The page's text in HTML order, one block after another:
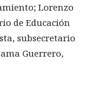
Lorenzo
de Educación
subsecretario
Guerrero,